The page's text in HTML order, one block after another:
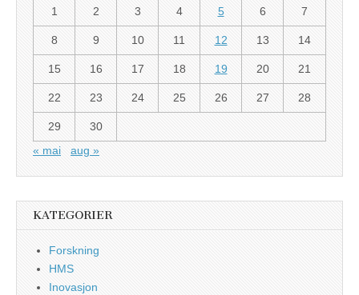
1 2 3 4 5 6 7
8 9 10 11 12 13 14
15 16 17 18 19 20 21
22 23 24 25 26 27 28
29
30
« mai
aug »
KATEGORIER
Forskning
HMS
Inovasjon